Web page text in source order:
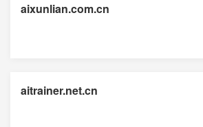
aixunlian.com.cn
aitrainer.net.cn